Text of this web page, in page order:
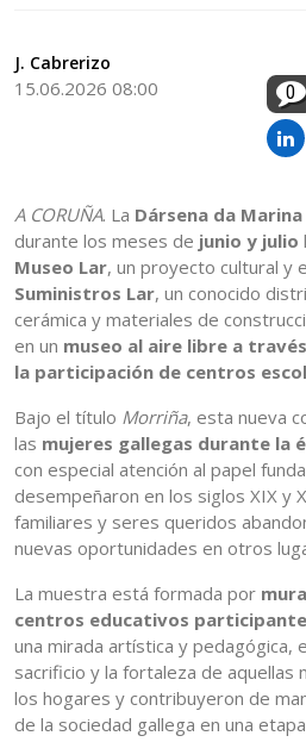
J. Cabrerizo
15.06.2026 08:00 0
A CORUÑA. La Dársena da
durante los meses de junio y julio
Museo Lar, un proyecto cultural y
Suministros Lar, un conocido
cerámica y materiales de
en un museo al aire libre a
la participación de centros
Bajo el título Morriña, esta nueva
las mujeres gallegas durante la
con especial atención al papel
desempeñaron en los siglos XIX y
familiares y seres queridos
nuevas oportunidades en otros
La muestra está formada por
centros educativos
una mirada artística y pedagógica,
sacrificio y la fortaleza de aquellas
los hogares y contribuyeron de
de la sociedad gallega en una